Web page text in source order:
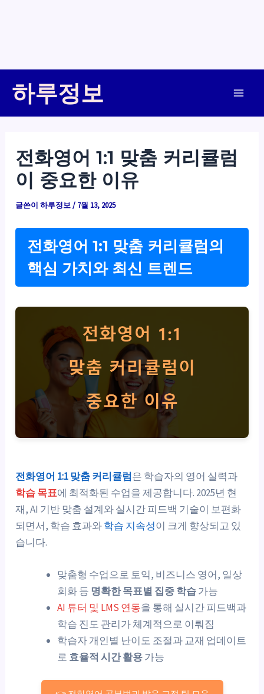
하루정보
전화영어 1:1 맞춤 커리큘럼
이 중요한 이유
글쓴이하루정보/ 7월 13, 2025
전화영어 1:1 맞춤 커리큘럼의
핵심 가치와 최신 트렌드
전화영어 1:1 맞춤 커리큘럼은 학습자의 영어 실력과
학습 목표에 최적화된 수업을 제공합니다. 2025년 현
재, AI 기반 맞춤 설계와 실시간 피드백 기술이 보편화
되면서, 학습 효과와학습 지속성이 크게 향상되고 있
습니다.
맞춤형 수업으로 토익, 비즈니스 영어, 일상
회화 등 명확한 목표별 집중 학습가능
AI 튜터 및 LMS 연동을 통해 실시간 피드백과
학습 진도 관리가 체계적으로 이뤄짐
학습자 개인별 난이도 조절과 교재 업데이트
로 효율적 시간 활용가능